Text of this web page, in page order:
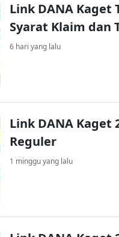
Link DANA Kaget
Syarat Klaim dan
6 hari yang lalu
Link DANA Kaget
Reguler
1 minggu yang lalu